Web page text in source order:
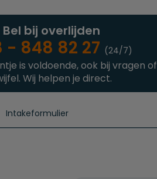
Bel bij overlijden
- 848 82 27 (24/7)
is voldoende, ook bij vragen of
Wij helpen je direct.
Intakeformulier